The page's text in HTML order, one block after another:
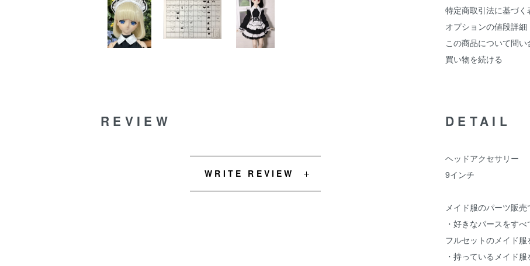
特定商取引法に基づく
オプションの値段詳細
この商品について問い
買い物を続ける
DETAIL
ヘッドアクセサリー
9インチ
メイド服のパーツ販売
・好きなパースをす
フルセットのメイド服
・持っているメイド
REVIEW
WRITE REVIEW